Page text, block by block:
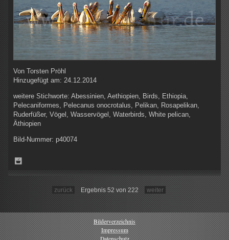
Von Torsten Pröhl
Hinzugefügt am: 24.12.2014
weitere Stichworte: Abessinien, Aethiopien, Birds, Ethiopia,
Pelecaniformes, Pelecanus onocrotalus, Pelikan, Rosapelikan,
Ruderfüßer, Vögel, Wasservögel, Waterbirds, White pelican,
Äthiopien
Bild-Nummer: p40074
zurück Ergebnis 52 von 222 weiter
Bilderverzeichnis
Impressum